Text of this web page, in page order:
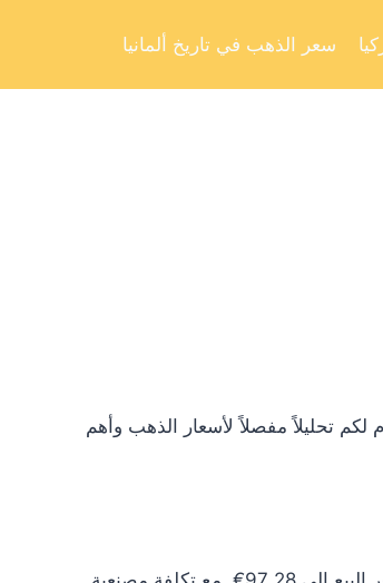
سعر الذهب في تاريخ ألمانيا
تحليلاً مفصلاً لأسعار الذهب وأهم